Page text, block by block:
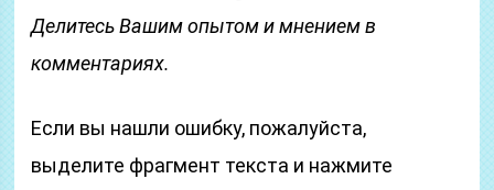
Делитесь Вашим опытом и мнением в
комментариях.
Если вы нашли ошибку, пожалуйста,
выделите фрагмент текста и нажмите